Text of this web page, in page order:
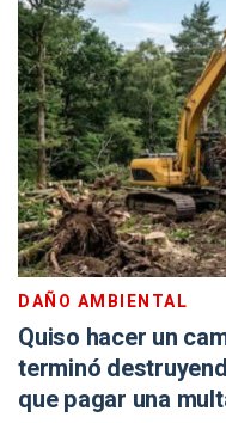
DAÑO AMBIENTAL
Quiso hacer un
terminó
que pagar una